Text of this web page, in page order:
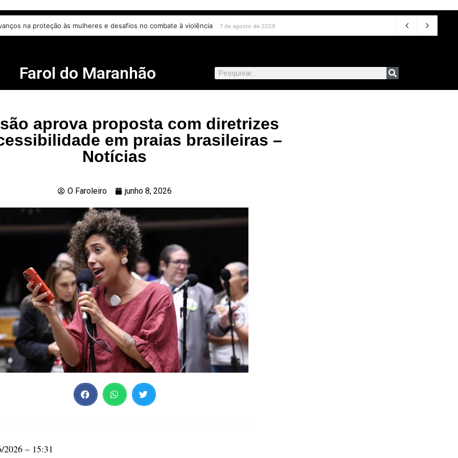
avanços na proteção às mulheres e desafios no combate à violência 7 de agosto de 2026
para câncer de colo do útero 6 de agosto de 2026
Farol do Maranhão
aprova proposta com diretrizes
em praias brasileiras –
Notícias
O Faroleiro junho 8, 2026
2026 – 15:31